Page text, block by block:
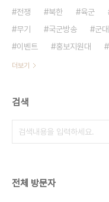
전쟁
북한 육군
무기
국군방송 군대
이벤트
홍보지원대
더보기
검색
전체 방문자